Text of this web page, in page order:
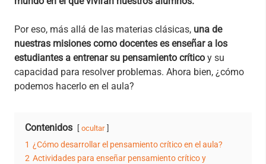
Por eso, más allá de las materias clásicas, una de
nuestras misiones como docentes es enseñar a los
estudiantes a entrenar su pensamiento crítico y su
capacidad para resolver problemas. Ahora bien, ¿cómo
podemos hacerlo en el aula?
Contenidos ocultar
1 ¿Cómo desarrollar el pensamiento crítico en el aula?
2 Actividades para enseñar pensamiento crítico y